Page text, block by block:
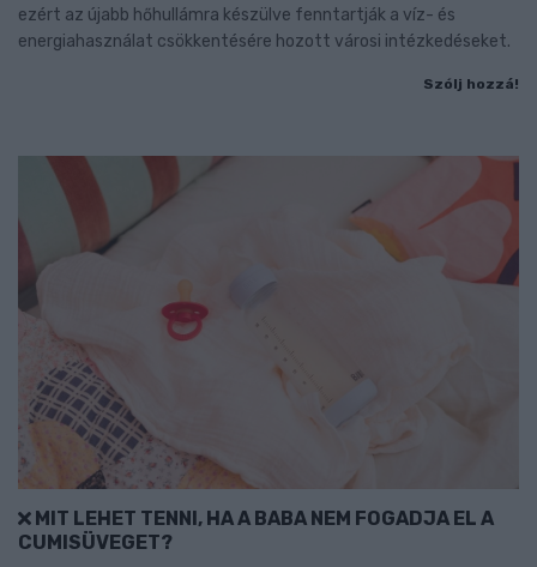
ezért az újabb hőhullámra készülve fenntartják a víz- és
energiahasználat csökkentésére hozott városi intézkedéseket.
Szólj hozzá!
MIT LEHET TENNI, HA A BABA NEM FOGADJA EL A
CUMISÜVEGET?